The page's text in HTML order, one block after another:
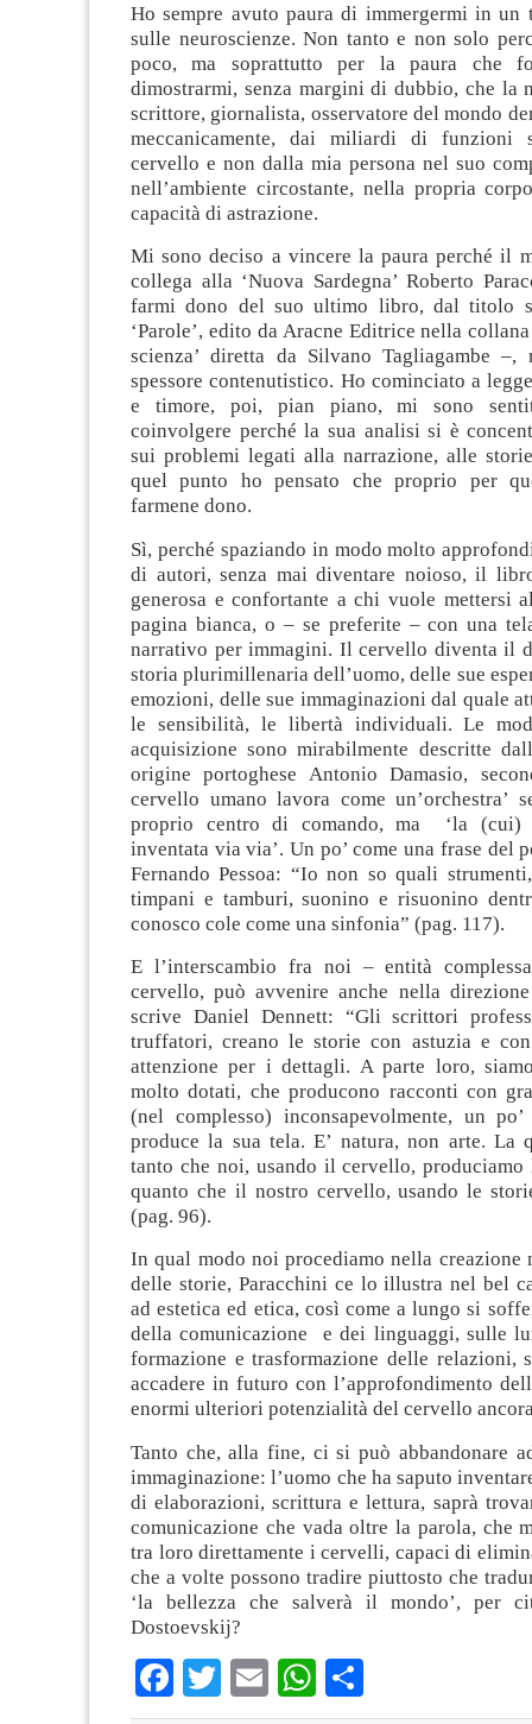
Ho sempre avuto paura di immergermi in un
sulle neuroscienze. Non tanto e non solo
poco, ma soprattutto per la paura che
dimostrarmi, senza margini di dubbio, che la
scrittore, giornalista, osservatore del mondo
meccanicamente, dai miliardi di funzioni
cervello e non dalla mia persona nel suo
nell’ambiente circostante, nella propria
capacità di astrazione.
Mi sono deciso a vincere la paura perché il
collega alla ‘Nuova Sardegna’ Roberto
farmi dono del suo ultimo libro, dal titolo
‘Parole’, edito da Aracne Editrice nella
scienza’ diretta da Silvano Tagliagambe –,
spessore contenutistico. Ho cominciato a
e timore, poi, pian piano, mi sono
coinvolgere perché la sua analisi si è
sui problemi legati alla narrazione, alle
quel punto ho pensato che proprio per
farmene dono.
Sì, perché spaziando in modo molto
di autori, senza mai diventare noioso, il
generosa e confortante a chi vuole mettersi
pagina bianca, o – se preferite – con una
narrativo per immagini. Il cervello diventa il
storia plurimillenaria dell’uomo, delle sue
emozioni, delle sue immaginazioni dal quale
le sensibilità, le libertà individuali. Le
acquisizione sono mirabilmente descritte
origine portoghese Antonio Damasio,
cervello umano lavora come un’orchestra’
proprio centro di comando, ma ‘la (cui)
inventata via via’. Un po’ come una frase del
Fernando Pessoa: “Io non so quali
timpani e tamburi, suonino e risuonino
conosco cole come una sinfonia” (pag. 117).
E l’interscambio fra noi – entità
cervello, può avvenire anche nella
scrive Daniel Dennett: “Gli scrittori
truffatori, creano le storie con astuzia e
attenzione per i dettagli. A parte loro,
molto dotati, che producono racconti con
(nel complesso) inconsapevolmente, un
produce la sua tela. E’ natura, non arte. La
tanto che noi, usando il cervello, produciamo
quanto che il nostro cervello, usando le
(pag. 96).
In qual modo noi procediamo nella creazione
delle storie, Paracchini ce lo illustra nel bel
ad estetica ed etica, così come a lungo si
della comunicazione e dei linguaggi, sulle
formazione e trasformazione delle relazioni,
accadere in futuro con l’approfondimento
enormi ulteriori potenzialità del cervello
Tanto che, alla fine, ci si può abbandonare
immaginazione: l’uomo che ha saputo
di elaborazioni, scrittura e lettura, saprà
comunicazione che vada oltre la parola, che
tra loro direttamente i cervelli, capaci di
che a volte possono tradire piuttosto che
‘la bellezza che salverà il mondo’, per
Dostoevskij?
Facebook
TwitterEmailWhatsApp